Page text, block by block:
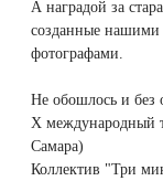
А наградой за
созданные нашими
фотографами.
Не обошлось и без
Х международный
Самара)
Коллектив "Три
Лазерное
Интимное